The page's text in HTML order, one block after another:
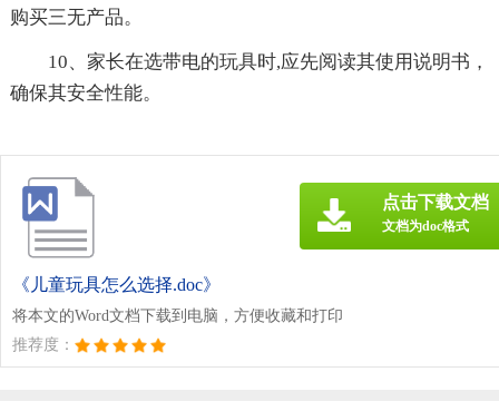
购买三无产品。
10、家长在选带电的玩具时,应先阅读其使用说明书，
确保其安全性能。
《儿童玩具怎么选择.doc》
将本文的Word文档下载到电脑，方便收藏和打印
推荐度：
点击下载文档
文档为doc格式